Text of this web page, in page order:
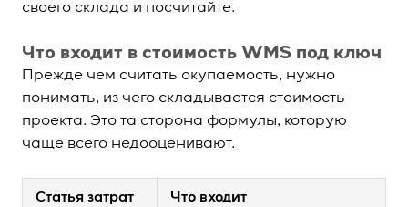
своего склада и посчитайте.
Что входит в стоимость WMS под ключ
Прежде чем считать окупаемость, нужно
понимать, из чего складывается стоимость
проекта. Это та сторона формулы, которую
чаще всего недооценивают.
Статья затрат Что входит